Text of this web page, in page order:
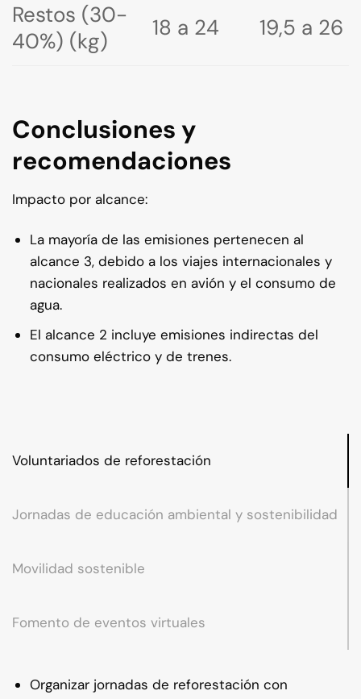
Restos (30-
40%) (kg)
18 a 24 19,5 a 26
Conclusiones y
recomendaciones
Impacto por alcance:
La mayoría de las emisiones pertenecen al
alcance 3, debido a los viajes internacionales y
nacionales realizados en avión y el consumo de
agua.
El alcance 2 incluye emisiones indirectas del
consumo eléctrico y de trenes.
Voluntariados de reforestación
Jornadas de educación ambiental y sostenibilidad
Movilidad sostenible
Fomento de eventos virtuales
Organizar jornadas de reforestación con